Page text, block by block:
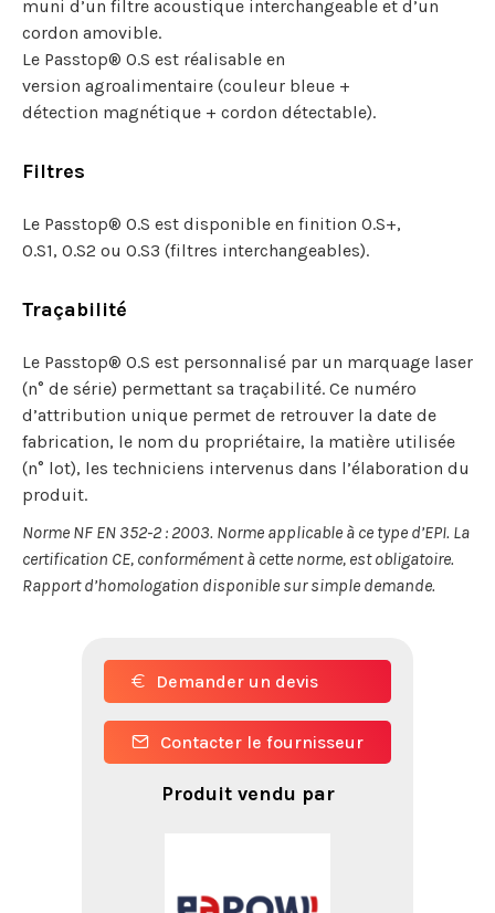
muni d’un filtre acoustique interchangeable et d’un
cordon amovible.
Le Passtop® O.S est réalisable en
version agroalimentaire (couleur bleue +
détection magnétique + cordon détectable).
Filtres
Le Passtop® O.S est disponible en finition O.S+,
O.S1, O.S2 ou O.S3 (filtres interchangeables).
Traçabilité
Le Passtop® O.S est personnalisé par un marquage laser
(n° de série) permettant sa traçabilité. Ce numéro
d’attribution unique permet de retrouver la date de
fabrication, le nom du propriétaire, la matière utilisée
(n° lot), les techniciens intervenus dans l’élaboration du
produit.
Norme NF EN 352-2 : 2003. Norme applicable à ce type d’EPI. La
certification CE, conformément à cette norme, est obligatoire.
Rapport d’homologation disponible sur simple demande.
Demander un devis
Contacter le fournisseur
Produit vendu par